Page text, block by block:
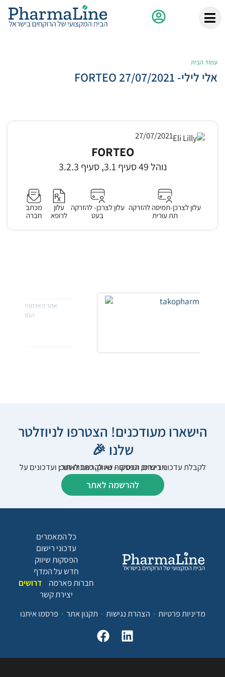
עמוד הבית
אלי לילי- 27/07/2021 FORTEO
27/07/2021
FORTEO
נוהל 49 סעיף 3.1, סעיף 3.2.3
עלון לצרכן-תמיסה להזרקה
תת עורית
עלון לצרכן- להזרקה
בעט
עלון
לרופא
מכתב
חברה
הישארו מעודכנים! הצטרפו לניוזלטר
שלנו 🎉
לקבלת עדכוני רישום, הפסקות שיווק, כתבות תוכן ועדכונים על וובינרים וכנסים – נא להרשם לאתר:
להרשמה לאתר
כל המאמרים
עדכוני רישום
הפסקות שיווק
חדש על המדף
חברות פארמה
דרושים
יצירת קשר
מדיניות פרטיות
הצהרת נגישות תקנון אתר פרסמו איתנו